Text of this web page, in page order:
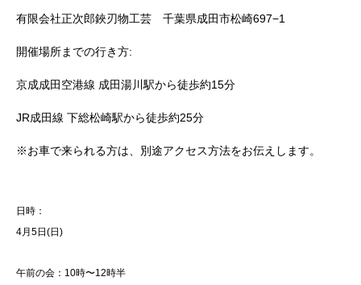
有限会社正次郎鋏刃物工芸 千葉県成田市松崎697−1
開催場所までの行き方:
京成成田空港線 成田湯川駅から徒歩約15分
JR成田線 下総松崎駅から徒歩約25分
※お車で来られる方は、別途アクセス方法をお伝えします。
日時：
4月5日(日)
午前の会：10時〜12時半